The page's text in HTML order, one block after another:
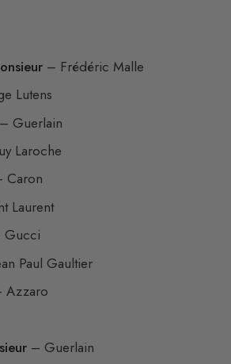
– Frédéric Malle
Lutens
– Guerlain
Laroche
Caron
Laurent
Gucci
Paul Gaultier
Azzaro
– Guerlain